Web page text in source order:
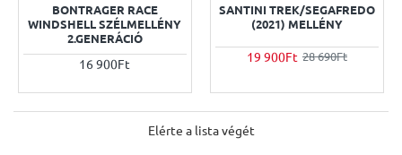
BONTRAGER RACE
WINDSHELL SZÉLMELLÉNY
2.GENERÁCIÓ
16 900Ft
SANTINI TREK/SEGAFREDO
(2021) MELLÉNY
19 900Ft 28 690Ft
Elérte a lista végét